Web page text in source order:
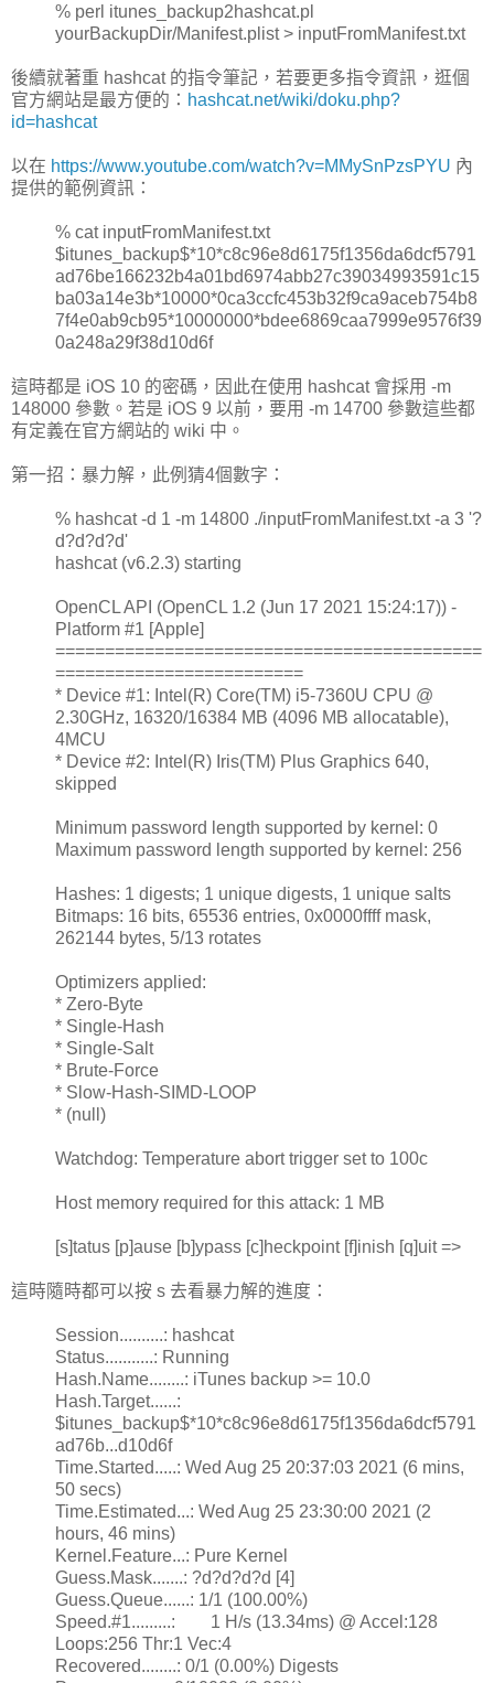
% perl itunes_backup2hashcat.pl
yourBackupDir/Manifest.plist > inputFromManifest.txt
後續就著重 hashcat 的指令筆記，若要更多指令資訊，逛個
官方網站是最方便的： hashcat.net/wiki/doku.php?
id=hashcat
以在 https://www.youtube.com/watch?v=MMySnPzsPYU 內
提供的範例資訊：
% cat inputFromManifest.txt
$itunes_backup$*10*c8c96e8d6175f1356da6dcf5791
ad76be166232b4a01bd6974abb27c39034993591c15
ba03a14e3b*10000*0ca3ccfc453b32f9ca9aceb754b8
7f4e0ab9cb95*10000000*bdee6869caa7999e9576f39
0a248a29f38d10d6f
這時都是 iOS 10 的密碼，因此在使用 hashcat 會採用 -m
148000 參數。若是 iOS 9 以前，要用 -m 14700 參數這些都
有定義在官方網站的 wiki 中。
第一招：暴力解，此例猜4個數字：
% hashcat -d 1 -m 14800 ./inputFromManifest.txt -a 3 '?
d?d?d?d'
hashcat (v6.2.3) starting
OpenCL API (OpenCL 1.2 (Jun 17 2021 15:24:17)) -
Platform #1 [Apple]
===========================================
=========================
* Device #1: Intel(R) Core(TM) i5-7360U CPU @
2.30GHz, 16320/16384 MB (4096 MB allocatable),
4MCU
* Device #2: Intel(R) Iris(TM) Plus Graphics 640,
skipped
Minimum password length supported by kernel: 0
Maximum password length supported by kernel: 256
Hashes: 1 digests; 1 unique digests, 1 unique salts
Bitmaps: 16 bits, 65536 entries, 0x0000ffff mask,
262144 bytes, 5/13 rotates
Optimizers applied:
* Zero-Byte
* Single-Hash
* Single-Salt
* Brute-Force
* Slow-Hash-SIMD-LOOP
* (null)
Watchdog: Temperature abort trigger set to 100c
Host memory required for this attack: 1 MB
[s]tatus [p]ause [b]ypass [c]heckpoint [f]inish [q]uit =>
這時隨時都可以按 s 去看暴力解的進度：
Session..........: hashcat
Status...........: Running
Hash.Name........: iTunes backup >= 10.0
Hash.Target......:
$itunes_backup$*10*c8c96e8d6175f1356da6dcf5791
ad76b...d10d6f
Time.Started.....: Wed Aug 25 20:37:03 2021 (6 mins,
50 secs)
Time.Estimated...: Wed Aug 25 23:30:00 2021 (2
hours, 46 mins)
Kernel.Feature...: Pure Kernel
Guess.Mask.......: ?d?d?d?d [4]
Guess.Queue......: 1/1 (100.00%)
Speed.#1.........: 1 H/s (13.34ms) @ Accel:128
Loops:256 Thr:1 Vec:4
Recovered........: 0/1 (0.00%) Digests